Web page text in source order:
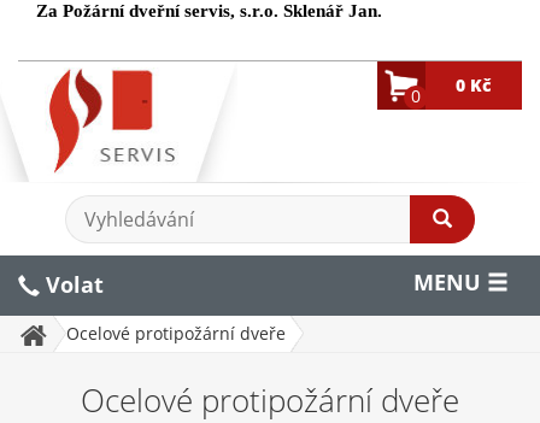
Za Požární dveřní servis, s.r.o. Sklenář Jan.
0 0 Kč
MENU
Volat
Ocelové protipožární dveře
Ocelové protipožární dveře